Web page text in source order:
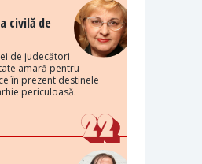
civilă de
de judecători
amară pentru
în prezent destinele
periculoasă.